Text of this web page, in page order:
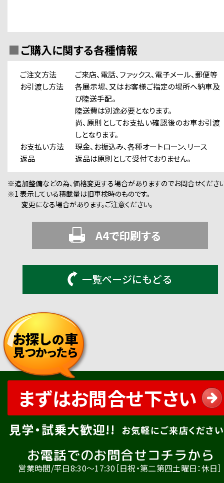
ご購入に関する各種情報
ご注文方法
ご来店、電話、ファックス、電子メール、郵便等
お引渡し方法
各展示場、又はお客様ご指定の場所へ納車及
び陸送手配。
陸送費は別途必要となります。
尚、原則としてお支払い確認後のお車お引渡
しとなります。
お支払い方法
現金、お振込み、各種オートローン、リース
返品
返品は原則として受付ておりません。
※追加整備などの為、価格変更する場合がありますのでお問合せくださ
※1 表示している積載量は旧車検時のものです。
変更になる場合があります。ご注意ください。
A4で印刷する
一覧ページにもどる
お探しの車
見つかったら
まずはお問合せ下さい
見学・試乗大歓迎!! お気軽にご来店ください
お電話でのお問合せコチラから
営業時間/平日8:30〜17:30［日祝・第二第四土曜日：休日］